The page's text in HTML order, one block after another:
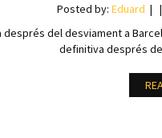
Posted by: Eduard
del desviament a
definitiva després